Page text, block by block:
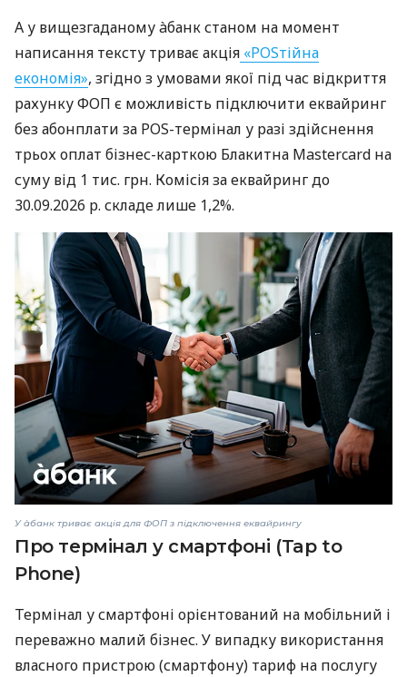
А у вищезгаданому àбанк станом на момент
написання тексту триває акція «POSтійна
економія», згідно з умовами якої під час відкриття
рахунку ФОП є можливість підключити еквайринг
без абонплати за POS-термінал у разі здійснення
трьох оплат бізнес-карткою Блакитна Mastercard на
суму від 1 тис. грн. Комісія за еквайринг до
30.09.2026 р. складе лише 1,2%.
У àбанк триває акція для ФОП з підключення еквайрингу
Про термінал у смартфоні (Tap to
Phone)
Термінал у смартфоні орієнтований на мобільний і
переважно малий бізнес. У випадку використання
власного пристрою (смартфону) тариф на послугу